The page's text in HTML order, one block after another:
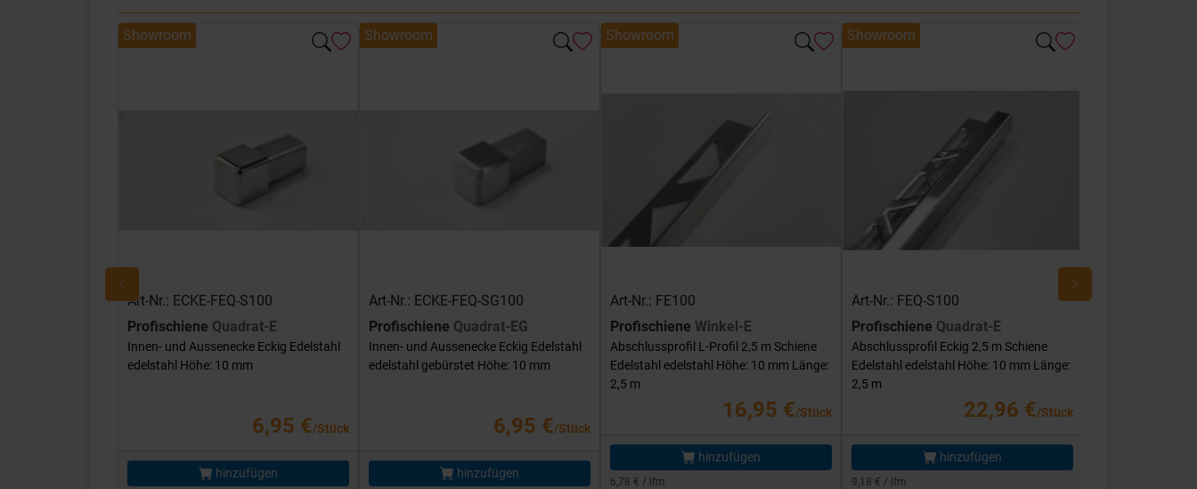
Showroom
Art-Nr.: ECKE-FEQ-S100
Profischiene Quadrat-E
Innen- und Aussenecke Eckig Edelstahl
edelstahl Höhe: 10 mm
6,95 €/Stück
hinzufügen
Showroom
Art-Nr.: ECKE-FEQ-SG100
Profischiene Quadrat-EG
Innen- und Aussenecke Eckig Edelstahl
edelstahl gebürstet Höhe: 10 mm
6,95 €/Stück
hinzufügen
Showroom
Art-Nr.: FE100
Profischiene Winkel-E
Abschlussprofil L-Profil 2,5 m Schiene
Edelstahl edelstahl Höhe: 10 mm Länge:
2,5 m
16,95 €/Stück
hinzufügen
6,78 € / lfm
Showroom
Art-Nr.: FEQ-S100
Profischiene Quadrat-E
Abschlussprofil Eckig 2,5 m Schiene
Edelstahl edelstahl Höhe: 10 mm Länge:
2,5 m
22,96 €/Stück
hinzufügen
9,18 € / lfm